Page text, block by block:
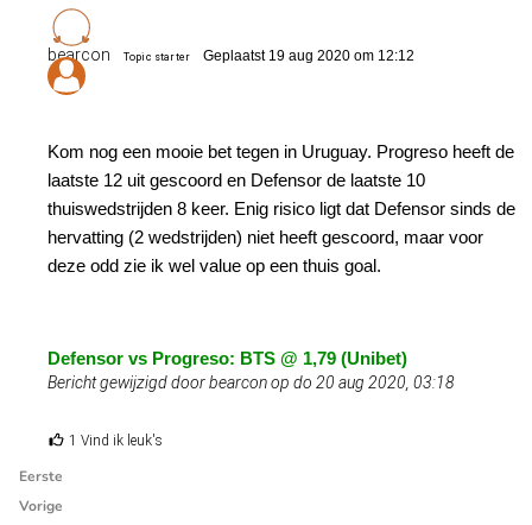
bearcon Topic starter Geplaatst 19 aug 2020 om 12:12
Kom nog een mooie bet tegen in Uruguay. Progreso heeft de
laatste 12 uit gescoord en Defensor de laatste 10
thuiswedstrijden 8 keer. Enig risico ligt dat Defensor sinds de
hervatting (2 wedstrijden) niet heeft gescoord, maar voor
deze odd zie ik wel value op een thuis goal.
Defensor vs Progreso: BTS @ 1,79 (Unibet)
Bericht gewijzigd door bearcon op do 20 aug 2020, 03:18
1 Vind ik leuk's
Eerste
Vorige